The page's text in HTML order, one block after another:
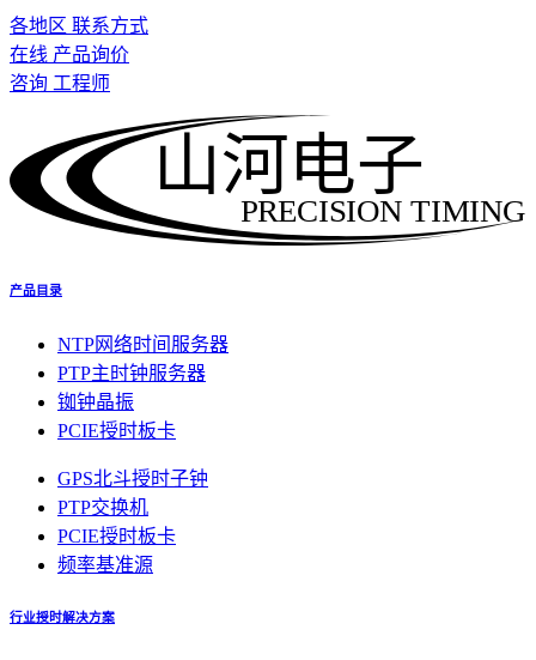
各地区 联系方式
在线 产品询价
咨询 工程师
PRECISION TIMING
山河电子
产品目录
NTP网络时间服务器
PTP主时钟服务器
铷钟晶振
PCIE授时板卡
GPS北斗授时子钟
PTP交换机
PCIE授时板卡
频率基准源
行业授时解决方案